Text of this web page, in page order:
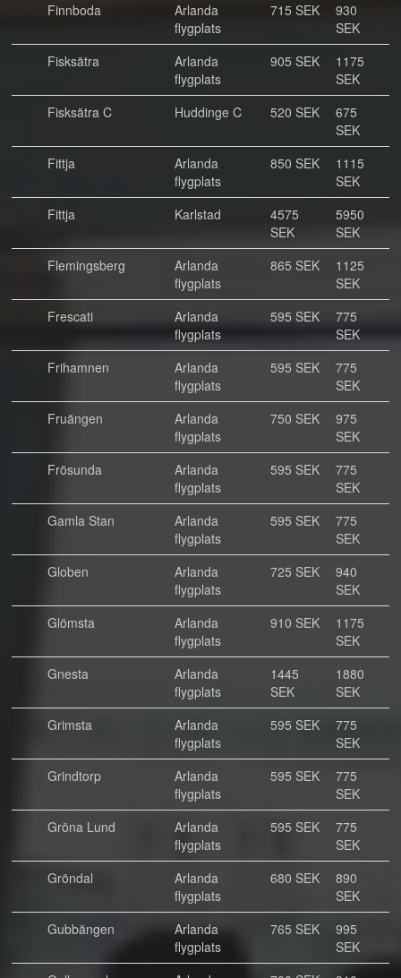
Finnboda
Arlanda
flygplats
715 SEK
930
SEK
Fisksätra
Arlanda
flygplats
905 SEK
1175
SEK
Fisksätra C
Huddinge C 520 SEK
675
SEK
Fittja
Arlanda
flygplats
850 SEK
1115
SEK
Fittja
Karlstad
4575
SEK
5950
SEK
Flemingsberg
Arlanda
flygplats
865 SEK
1125
SEK
Frescati
Arlanda
flygplats
595 SEK
775
SEK
Frihamnen
Arlanda
flygplats
595 SEK
775
SEK
Fruängen
Arlanda
flygplats
750 SEK
975
SEK
Frösunda
Arlanda
flygplats
595 SEK
775
SEK
Gamla Stan
Arlanda
flygplats
595 SEK
775
SEK
Globen
Arlanda
flygplats
725 SEK
940
SEK
Glömsta
Arlanda
flygplats
910 SEK
1175
SEK
Gnesta
Arlanda
flygplats
1445
SEK
1880
SEK
Grimsta
Arlanda
flygplats
595 SEK
775
SEK
Grindtorp
Arlanda
flygplats
595 SEK
775
SEK
Gröna Lund
Arlanda
flygplats
595 SEK
775
SEK
Gröndal
Arlanda
flygplats
680 SEK
890
SEK
Gubbängen
Arlanda
flygplats
765 SEK
995
SEK